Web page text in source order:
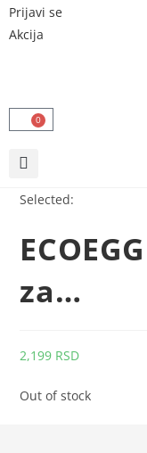
Prijavi se
Akcija
0
Selected:
za…
2,199 RSD
Out of stock